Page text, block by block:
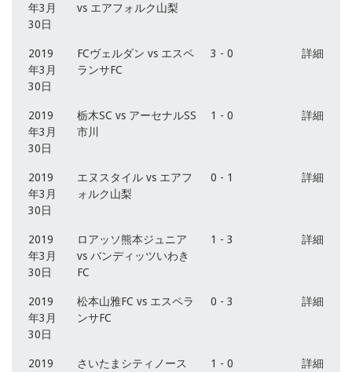
年3月
30日
vs エアフォルク山梨
2019
年3月
30日
FCヴェルダン vs エスペ
ランサFC
3 - 0 詳細
2019
年3月
30日
栃木SC vs アーセナルSS
市川
1 - 0 詳細
2019
年3月
30日
エヌスタイル vs エアフ
ォルク山梨
0 - 1 詳細
2019
年3月
30日
ロアッソ熊本ジュニア
vs バンディッツいわき
FC
1 - 3 詳細
2019
年3月
30日
松本山雅FC vs エスペラ
ンサFC
0 - 3 詳細
2019
さいたまシティノース
1 - 0 詳細